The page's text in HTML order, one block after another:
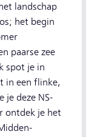
landschap
het begin
paarse zee
spot je in
in een flinke,
je deze NS-
ontdek je het